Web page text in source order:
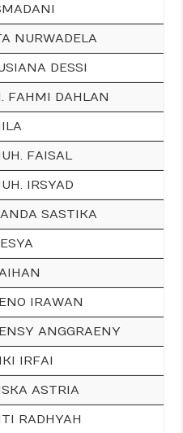
NURWADELA
DESSI
FAHMI DAHLAN
FAISAL
IRSYAD
SASTIKA
IRAWAN
ANGGRAENY
IRFAI
ASTRIA
RADHYAH